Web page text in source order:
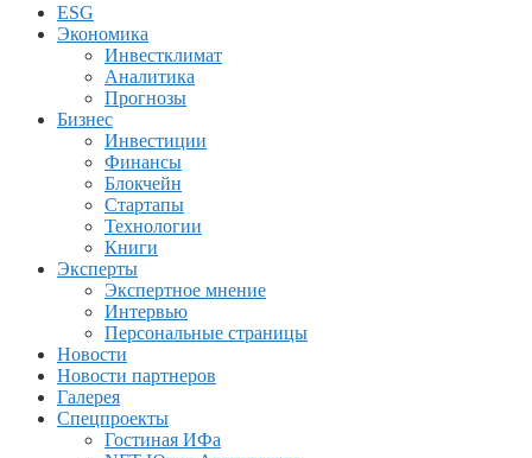
ESG
Экономика
Инвестклимат
Аналитика
Прогнозы
Бизнес
Инвестиции
Финансы
Блокчейн
Стартапы
Технологии
Книги
Эксперты
Экспертное мнение
Интервью
Персональные страницы
Новости
Новости партнеров
Галерея
Спецпроекты
Гостиная ИФа